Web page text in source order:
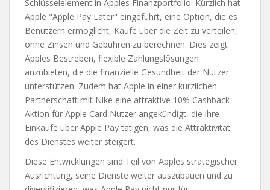
Schlüsselelement in Apples Finanzportfolio. Kürzlich hat
Apple "Apple Pay Later" eingeführt, eine Option, die es
Benutzern ermöglicht, Käufe über die Zeit zu verteilen,
ohne Zinsen und Gebühren zu berechnen. Dies zeigt
Apples Bestreben, flexible Zahlungslösungen
anzubieten, die die finanzielle Gesundheit der Nutzer
unterstützen​. Zudem hat Apple in einer kürzlichen
Partnerschaft mit Nike eine attraktive 10% Cashback-
Aktion für Apple Card Nutzer angekündigt, die ihre
Einkäufe über Apple Pay tätigen, was die Attraktivität
des Dienstes weiter steigert.
Diese Entwicklungen sind Teil von Apples strategischer
Ausrichtung, seine Dienste weiter auszubauen und zu